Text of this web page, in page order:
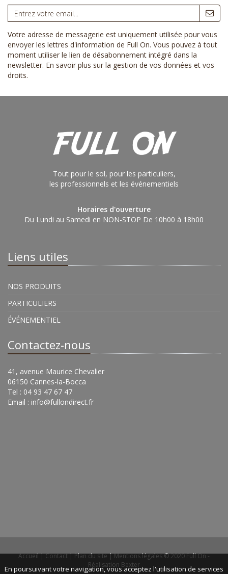
Votre adresse de messagerie est uniquement utilisée pour vous
envoyer les lettres d'information de Full On. Vous pouvez à tout
moment utiliser le lien de désabonnement intégré dans la
newsletter. En savoir plus sur la gestion de vos données et vos
droits.
Tout pour le sol, pour les particuliers,
les professionnels et les événementiels
Horaires d'ouverture
Du Lundi au Samedi en NON-STOP De 10h00 à 18h00
Liens utiles
NOS PRODUITS
PARTICULIERS
ÉVÉNEMENTIEL
Contactez-nous
41, avenue Maurice Chevalier
06150 Cannes-la-Bocca
Tel : 04 93 47 67 47
Email : info@fullondirect.fr
Accueil|Contact|Plan du site|Mentions légales© 2020 Full On -
Réalisation Bexter
En poursuivant votre navigation, vous acceptez l'utilisation de services